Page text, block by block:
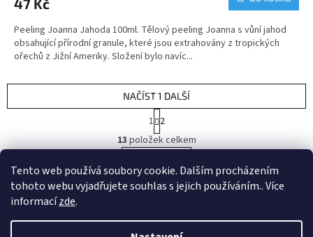
Tento web používá soubory cookie. Dalším procházením
tohoto webu vyjadřujete souhlas s jejich používáním.. Více
informacízde.
47 Kč
Peeling Joanna Jahoda 100ml. Tělový peeling Joanna s vůní jahod
obsahující přírodní granule, které jsou extrahovány z tropických
ořechů z Jižní Ameriky. Složení bylo navíc...
O
v
á
d
í
NAČÍST 1 DALŠÍ
t
r
á
k
o
n
í
1 2
13položek celkem